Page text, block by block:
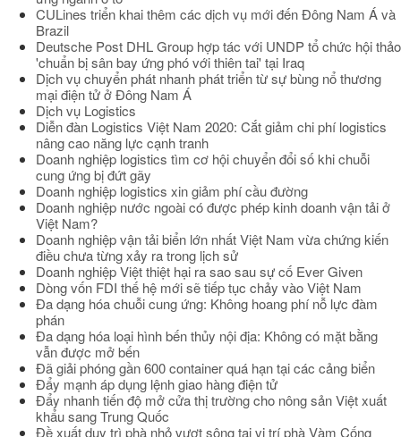
CULines triển khai thêm các dịch vụ mới đến Đông Nam Á và
Brazil
Deutsche Post DHL Group hợp tác với UNDP tổ chức hội thảo
'chuẩn bị sân bay ứng phó với thiên tai' tại Iraq
Dịch vụ chuyển phát nhanh phát triển từ sự bùng nổ thương
mại điện tử ở Đông Nam Á
Dịch vụ Logistics
Diễn đàn Logistics Việt Nam 2020: Cắt giảm chi phí logistics
nâng cao năng lực cạnh tranh
Doanh nghiệp logistics tìm cơ hội chuyển đổi số khi chuỗi
cung ứng bị đứt gãy
Doanh nghiệp logistics xin giảm phí cầu đường
Doanh nghiệp nước ngoài có được phép kinh doanh vận tải ở
Việt Nam?
Doanh nghiệp vận tải biển lớn nhất Việt Nam vừa chứng kiến
điều chưa từng xảy ra trong lịch sử
Doanh nghiệp Việt thiệt hại ra sao sau sự cố Ever Given
Dòng vốn FDI thế hệ mới sẽ tiếp tục chảy vào Việt Nam
Đa dạng hóa chuỗi cung ứng: Không hoang phí nỗ lực đàm
phán
Đa dạng hóa loại hình bến thủy nội địa: Không có mặt bằng
vẫn được mở bến
Đã giải phóng gần 600 container quá hạn tại các cảng biển
Đẩy mạnh áp dụng lệnh giao hàng điện tử
Đẩy nhanh tiến độ mở cửa thị trường cho nông sản Việt xuất
khẩu sang Trung Quốc
Đề xuất duy trì phà nhỏ vượt sông tại vị trí phà Vàm Cống